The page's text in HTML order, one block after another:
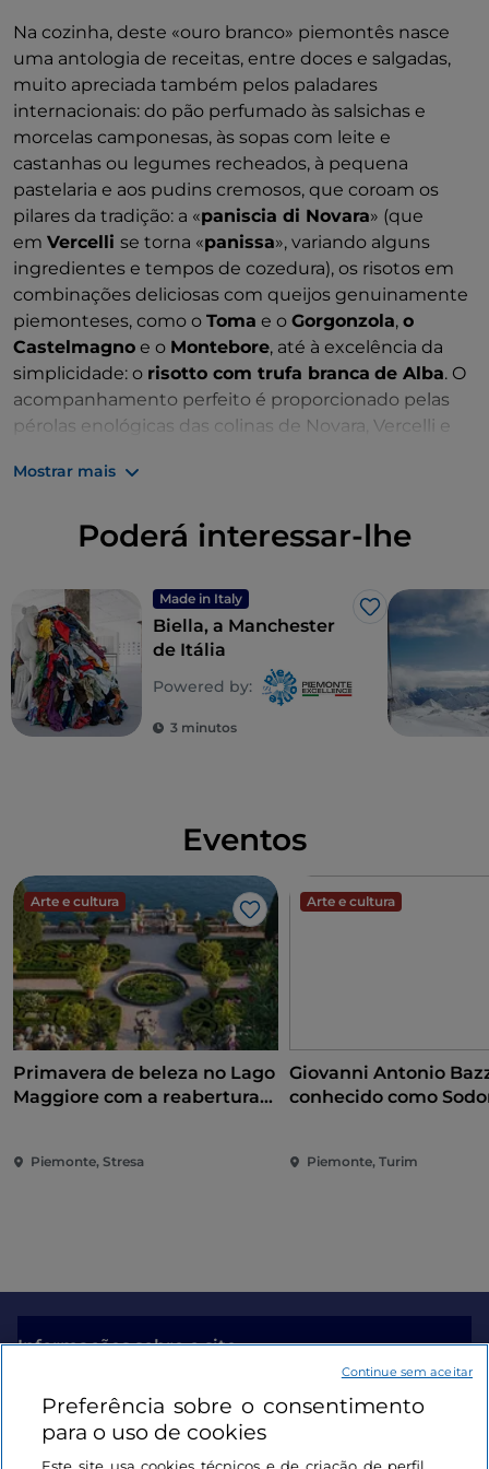
Na cozinha, deste «ouro branco» piemontês nasce
uma antologia de receitas, entre doces e salgadas,
muito apreciada também pelos paladares
internacionais: do pão perfumado às salsichas e
morcelas camponesas, às sopas com leite e
castanhas ou legumes recheados, à pequena
pastelaria e aos pudins cremosos, que coroam os
pilares da tradição: a «paniscia di Novara» (que
em Vercelli se torna «panissa», variando alguns
ingredientes e tempos de cozedura), os risotos em
combinações deliciosas com queijos genuinamente
piemonteses, como o Toma e o Gorgonzola, o
Castelmagno e o Montebore, até à excelência da
simplicidade: o risotto com trufa branca de Alba. O
acompanhamento perfeito é proporcionado pelas
pérolas enológicas das colinas de Novara, Vercelli e
eGattinara(Vercelli), a que se junta um leque
Boca, Fara, Sizzano, Lessona,
Mostrar mais
Poderá interessar-lhe
Made in Italy
Gosto
Biella, a Manchester
de Itália
Powered by:
3 minutos
Eventos
Arte e cultura
Gosto
Primavera de beleza no Lago
Maggiore com a reabertura
Piemonte, Stresa
Arte e cultura
Giovanni Antonio
conhecido como
Piemonte, Turim
Informações sobre o site
Ligações úteis
Preferência sobre o consentimento
para o uso de cookies
Continue sem aceitar